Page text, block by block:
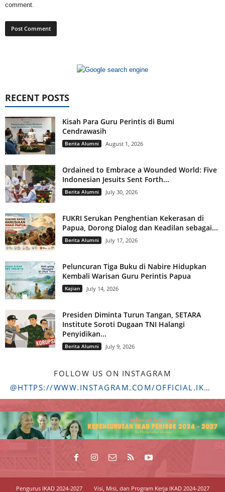
comment.
RECENT POSTS
Kisah Para Guru Perintis di Bumi
Cendrawasih
Berita Alumni August 1, 2026
Ordained to Embrace a Wounded World: Five
Indonesian Jesuits Sent Forth...
Berita Alumni July 30, 2026
FUKRI Serukan Penghentian Kekerasan di
Papua, Dorong Dialog dan Keadilan sebagai...
Berita Alumni July 17, 2026
Peluncuran Tiga Buku di Nabire Hidupkan
Kembali Warisan Guru Perintis Papua
Kajian July 14, 2026
Presiden Diminta Turun Tangan, SETARA
Institute Soroti Dugaan TNI Halangi
Penyidikan...
Berita Alumni July 9, 2026
FOLLOW US ON INSTAGRAM
@HTTPS://WWW.INSTAGRAM.COM/OFFICIAL.IKADSTFDRIYARKARA/
Pengurus IKAD 2024-2027 Visi, Misi, dan Program Kerja IKAD 2024-2027